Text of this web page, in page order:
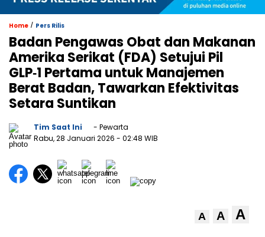
Home / Pers Rilis
Badan Pengawas Obat dan Makanan
Amerika Serikat (FDA) Setujui Pil
GLP‑1 Pertama untuk Manajemen
Berat Badan, Tawarkan Efektivitas
Setara Suntikan
Tim Saat Ini
- Pewarta
Rabu, 28 Januari 2026 - 02:48 WIB
A A A